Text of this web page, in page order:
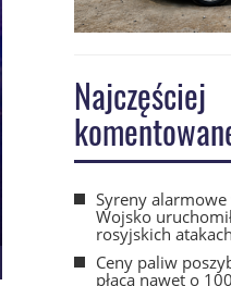
Najczęściej
Syreny
Wojsko
rosyjskich
Ceny paliw
płacą nawet o